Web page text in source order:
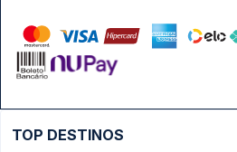
TOP DESTINOS